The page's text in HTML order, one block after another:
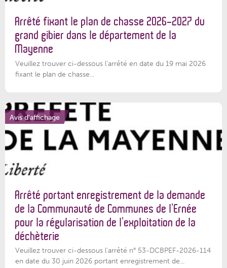
Arrêté fixant le plan de chasse 2026-2027 du
grand gibier dans le département de la
Mayenne
Veuillez trouver ci-dessous l’arrêté en date du 19 mai 2026
fixant le plan de chasse...
Avis d'affichage
Arrêté portant enregistrement de la demande
de la Communauté de Communes de l’Ernée
pour la régularisation de l’exploitation de la
déchèterie
Veuillez trouver ci-dessous l'arrêté n° 53-DCBPEF-2026-114
en date du 30 juin 2026 portant enregistrement de...